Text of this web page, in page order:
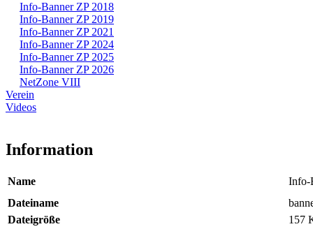
Info-Banner ZP 2018
Info-Banner ZP 2019
Info-Banner ZP 2021
Info-Banner ZP 2024
Info-Banner ZP 2025
Info-Banner ZP 2026
NetZone VIII
Verein
Videos
Information
Name
Info-
Dateiname
Dateigröße
157